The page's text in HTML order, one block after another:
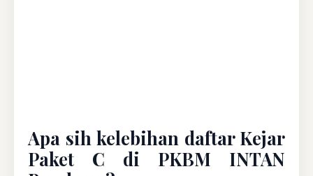
Apa sih kelebihan daftar Kejar
Paket C di PKBM INTAN